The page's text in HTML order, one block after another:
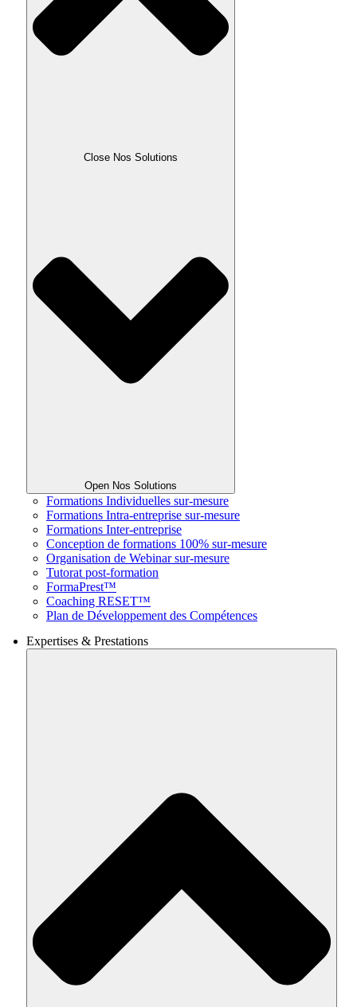
Close Nos Solutions
Open Nos Solutions
Formations Individuelles sur-mesure
Formations Intra-entreprise sur-mesure
Formations Inter-entreprise
Conception de formations 100% sur-mesure
Organisation de Webinar sur-mesure
Tutorat post-formation
FormaPrest™
Coaching RESET™
Plan de Développement des Compétences
Expertises & Prestations